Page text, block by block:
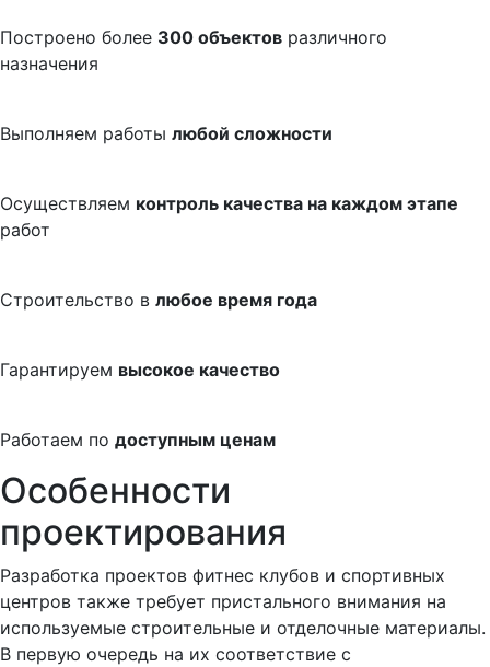
Построено более 300 объектов различного
назначения
Выполняем работы любой сложности
Осуществляем контроль качества на каждом этапе
работ
Строительство в любое время года
Гарантируем высокое качество
Работаем по доступным ценам
Особенности
проектирования
Разработка проектов фитнес клубов и спортивных
центров также требует пристального внимания на
используемые строительные и отделочные материалы.
В первую очередь на их соответствие с